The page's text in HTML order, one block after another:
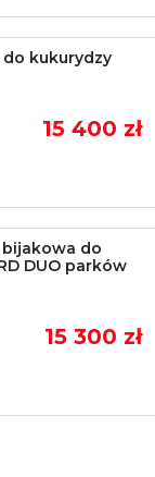
kukurydzy
15 400 zł
do
DUO parków
15 300 zł